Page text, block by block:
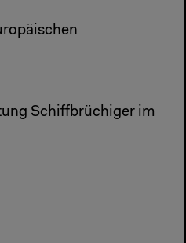
Schiffbrüchiger im